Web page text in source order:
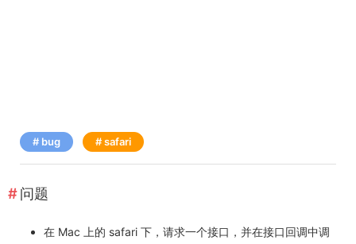
bug safari
问题
在 Mac 上的 safari 下，请求一个接口，并在接口回调中调